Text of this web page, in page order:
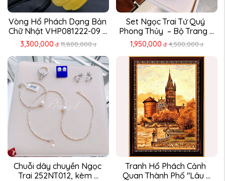
Vòng Hổ Phách Dạng Bản
Chữ Nhật VHP081222-09 –
...
3,300,000 đ 11,800,000 đ
Set Ngọc Trai Tứ Quý
Phong Thủy  – Bộ Trang ...
1,950,000 đ 4,500,000 đ
Chuỗi dây chuyền Ngọc
Trai 252NT012, kèm ...
Tranh Hổ Phách Cảnh
Quan Thành Phố "Lâu ...